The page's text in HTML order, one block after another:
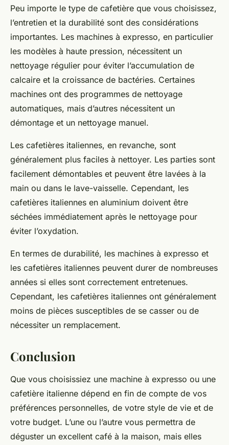
Peu importe le type de cafetière que vous choisissez,
l’entretien et la durabilité sont des considérations
importantes. Les machines à expresso, en particulier
les modèles à haute pression, nécessitent un
nettoyage régulier pour éviter l’accumulation de
calcaire et la croissance de bactéries. Certaines
machines ont des programmes de nettoyage
automatiques, mais d’autres nécessitent un
démontage et un nettoyage manuel.
Les cafetières italiennes, en revanche, sont
généralement plus faciles à nettoyer. Les parties sont
facilement démontables et peuvent être lavées à la
main ou dans le lave-vaisselle. Cependant, les
cafetières italiennes en aluminium doivent être
séchées immédiatement après le nettoyage pour
éviter l’oxydation.
En termes de durabilité, les machines à expresso et
les cafetières italiennes peuvent durer de nombreuses
années si elles sont correctement entretenues.
Cependant, les cafetières italiennes ont généralement
moins de pièces susceptibles de se casser ou de
nécessiter un remplacement.
Conclusion
Que vous choisissiez une machine à expresso ou une
cafetière italienne dépend en fin de compte de vos
préférences personnelles, de votre style de vie et de
votre budget. L’une ou l’autre vous permettra de
déguster un excellent café à la maison, mais elles